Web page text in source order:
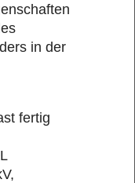
in der
fertig